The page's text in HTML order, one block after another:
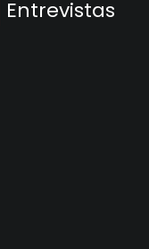
Entrevistas